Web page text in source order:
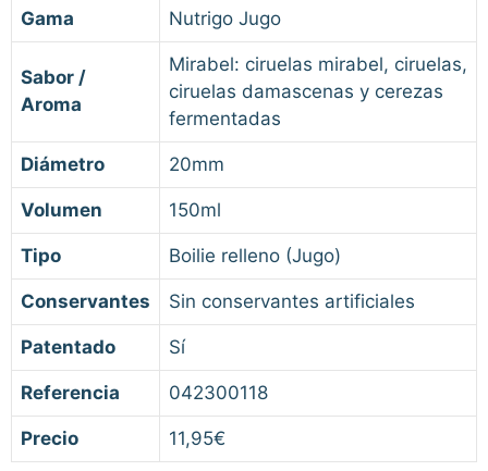
Gama Nutrigo Jugo
Sabor /
Aroma
Mirabel: ciruelas mirabel, ciruelas,
ciruelas damascenas y cerezas
fermentadas
Diámetro 20mm
Volumen 150ml
Tipo Boilie relleno (Jugo)
Conservantes Sin conservantes artificiales
Patentado Sí
Referencia 042300118
Precio 11,95€